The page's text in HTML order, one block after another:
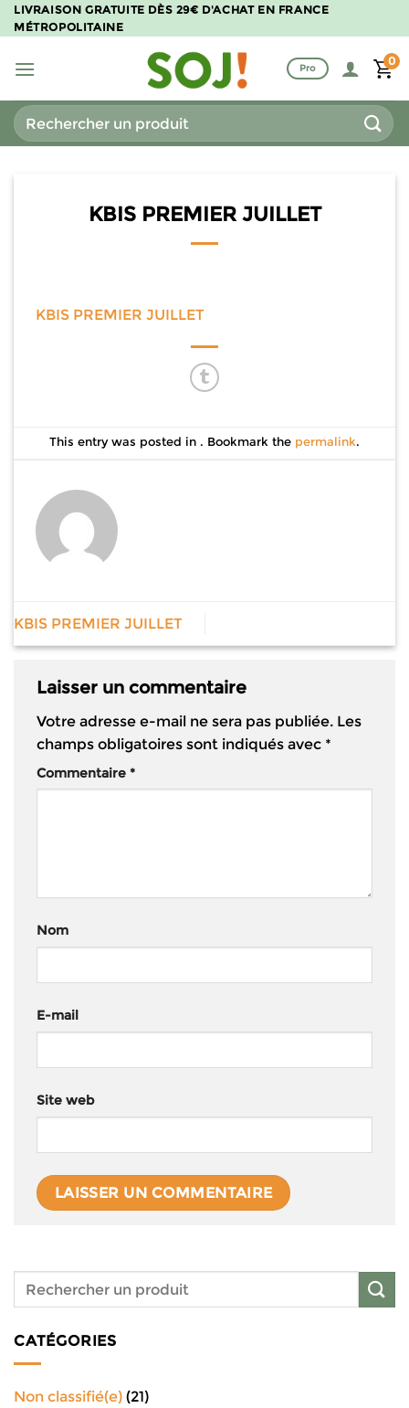
Passer
au
LIVRAISON GRATUITE DÈS 29€ D'ACHAT EN FRANCE
MÉTROPOLITAINE
Pro
0
Recherche
pour :
KBIS PREMIER JUILLET
KBIS PREMIER JUILLET
This entry was posted in . Bookmark the permalink.
KBIS PREMIER JUILLET
Laisser un commentaire
Votre adresse e-mail ne sera pas publiée. Les
champs obligatoires sont indiqués avec *
Commentaire *
Nom
E-mail
Site web
CATÉGORIES
Non classifié(e) (21)